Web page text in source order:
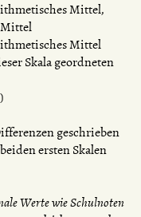
Mittel,
Mittel
Mittel
Skala geordneten
geschrieben
ersten Skalen
Werte wie Schulnoten